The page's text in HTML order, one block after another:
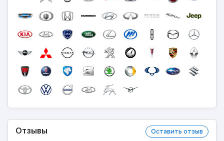
Отзывы Оставить отзыв